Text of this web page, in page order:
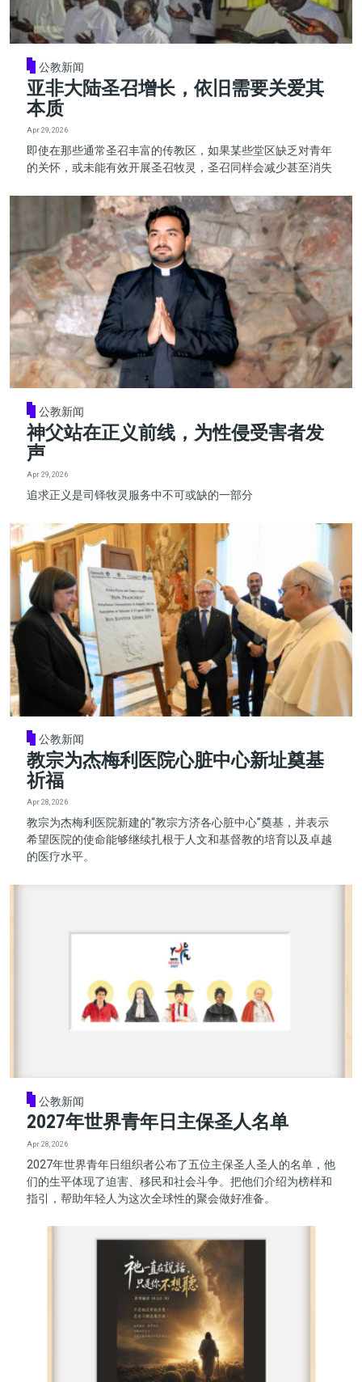
公教新闻
亚非大陆圣召增长，依旧需要关爱其
本质
Apr 29, 2026
即使在那些通常圣召丰富的传教区，如果某些堂区缺乏对青年
的关怀，或未能有效开展圣召牧灵，圣召同样会减少甚至消失
公教新闻
神父站在正义前线，为性侵受害者发
声
Apr 29, 2026
追求正义是司铎牧灵服务中不可或缺的一部分
公教新闻
教宗为杰梅利医院心脏中心新址奠基
祈福
Apr 28, 2026
教宗为杰梅利医院新建的“教宗方济各心脏中心”奠基，并表示
希望医院的使命能够继续扎根于人文和基督教的培育以及卓越
的医疗水平。
公教新闻
2027年世界青年日主保圣人名单
Apr 28, 2026
2027年世界青年日组织者公布了五位主保圣人圣人的名单，他
们的生平体现了迫害、移民和社会斗争。把他们介绍为榜样和
指引，帮助年轻人为这次全球性的聚会做好准备。